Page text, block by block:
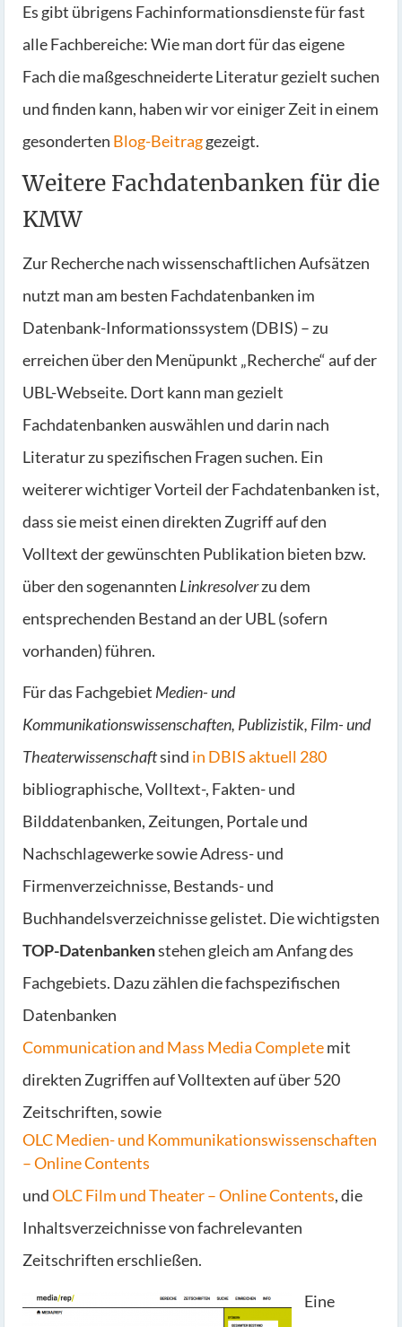
Es gibt übrigens Fachinformationsdienste für fast
alle Fachbereiche: Wie man dort für das eigene
Fach die maßgeschneiderte Literatur gezielt suchen
und finden kann, haben wir vor einiger Zeit in einem
gesonderten Blog-Beitraggezeigt.
Weitere Fachdatenbanken für die
KMW
Zur Recherche nach wissenschaftlichen Aufsätzen
nutzt man am besten Fachdatenbanken im
Datenbank-Informationssystem (DBIS) – zu
erreichen über den Menüpunkt „Recherche“ auf der
UBL-Webseite. Dort kann man gezielt
Fachdatenbanken auswählen und darin nach
Literatur zu spezifischen Fragen suchen. Ein
weiterer wichtiger Vorteil der Fachdatenbanken ist,
dass sie meist einen direkten Zugriff auf den
Volltext der gewünschten Publikation bieten bzw.
über den sogenannten Linkresolverzu dem
entsprechenden Bestand an der UBL (sofern
vorhanden) führen.
Für das Fachgebiet Medien- und
Kommunikationswissenschaften, Publizistik, Film- und
Theaterwissenschaftsind in DBIS aktuell 280
bibliographische, Volltext-, Fakten- und
Bilddatenbanken, Zeitungen, Portale und
Nachschlagewerke sowie Adress- und
Firmenverzeichnisse, Bestands- und
Buchhandelsverzeichnisse gelistet. Die wichtigsten
TOP-Datenbankenstehen gleich am Anfang des
Fachgebiets. Dazu zählen die fachspezifischen
Datenbanken
Communication and Mass Media Completemit
direkten Zugriffen auf Volltexten auf über 520
Zeitschriften, sowie
OLC Medien- und Kommunikationswissenschaften
– Online Contents
undOLC Film und Theater – Online Contents, die
Inhaltsverzeichnisse von fachrelevanten
Zeitschriften erschließen.
Eine